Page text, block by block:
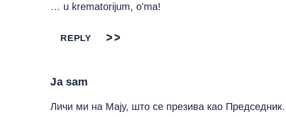
… u krematorijum, o'ma!
REPLY
Ja sam
Личи ми на Мају, што се презива као Председник.